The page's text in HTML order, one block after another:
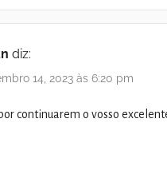
diz:
14, 2023 às 6:20 pm
continuarem o vosso